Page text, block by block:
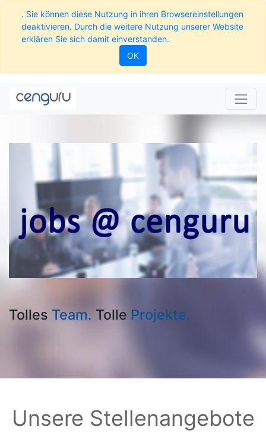
. Sie können diese Nutzung in ihren Browsereinstellungen
deaktivieren. Durch die weitere Nutzung unserer Website
erklären Sie sich damit einverstanden.
OK
Tolles Team. Tolle Projekte.
Unsere Stellenangebote